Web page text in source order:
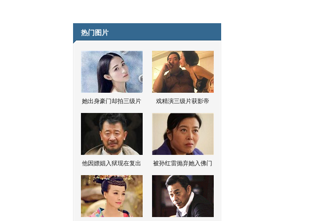
热门图片
她出身豪门却拍三级片 戏精演三级片获影帝
他因嫖娼入狱现在复出 被孙红雷抛弃她入佛门